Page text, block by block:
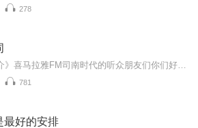
278
781
最好的安排